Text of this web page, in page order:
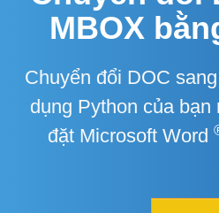
MBOX
Chuyển đổi DOC
dụng Python của bạn
đặt Microsoft Word